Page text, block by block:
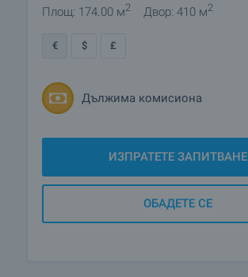
380 000
Площ: 174.00 м2 Двор: 410 м2
€ $ £
Дължима комисиона
ИЗПРАТЕТЕ ЗАПИТВАНЕ
ОБАДЕТЕ СЕ